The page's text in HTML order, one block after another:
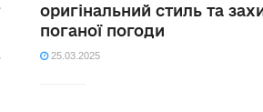
оригінальний стиль та
поганої погоди
25.03.2025